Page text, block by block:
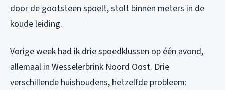
door de gootsteen spoelt, stolt binnen meters in de
koude leiding.
Vorige week had ik drie spoedklussen op één avond,
allemaal in Wesselerbrink Noord Oost. Drie
verschillende huishoudens, hetzelfde probleem: